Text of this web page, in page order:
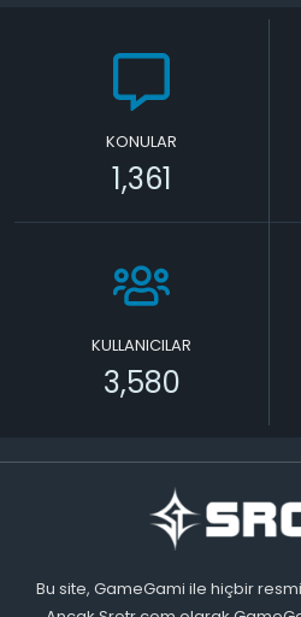
KONULAR
1,361
KULLANICILAR
3,580
Bu site, GameGami ile hiçbir